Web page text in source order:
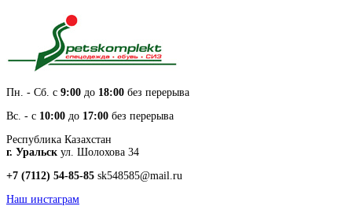
Пн. - Cб. с 9:00 до 18:00 без перерыва
Вс. - с 10:00 до 17:00 без перерыва
Республика Казахстан
г. Уральск ул. Шолохова 34
+7 (7112) 54-85-85 sk548585@mail.ru
Наш инстаграм